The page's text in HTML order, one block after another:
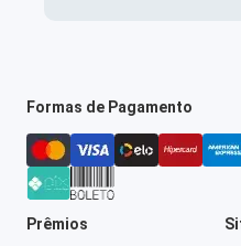
Formas de Pagamento
Prêmios